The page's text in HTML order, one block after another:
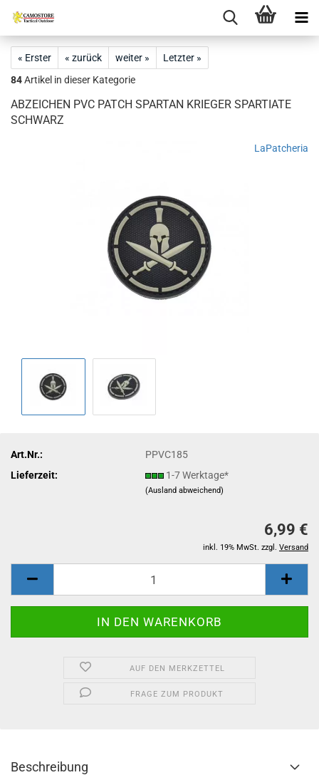
« Erster « zurück weiter »
Letzter »
84Artikel in dieser Kategorie
ABZEICHEN PVC PATCH SPARTAN KRIEGER SPARTIATE
SCHWARZ
LaPatcheria
Art.Nr.:
PPVC185
Lieferzeit:
1-7 Werktage*
(Ausland abweichend)
6,99 €
inkl. 19% MwSt. zzgl. Versand
AUF DEN MERKZETTEL
FRAGE ZUM PRODUKT
Beschreibung